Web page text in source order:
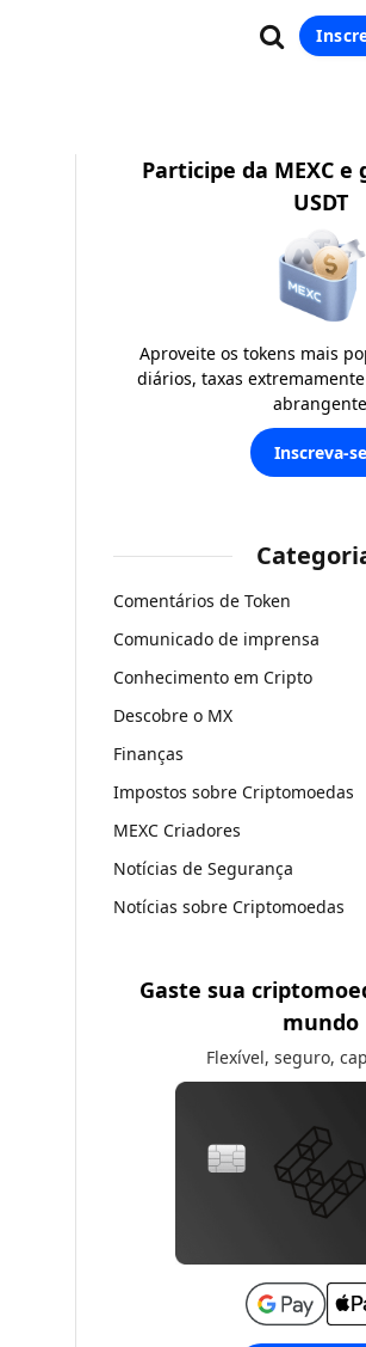
Participe da MEXC e
USDT
Aproveite os tokens mais
diários, taxas
abrangente
Inscreva-se
Comentários de Token
Comunicado de imprensa
Conhecimento em Cripto
Descobre o MX
Finanças
Impostos sobre Criptomoedas
MEXC Criadores
Notícias de Segurança
Notícias sobre Criptomoedas
Gaste sua
mundo
Flexível, seguro,